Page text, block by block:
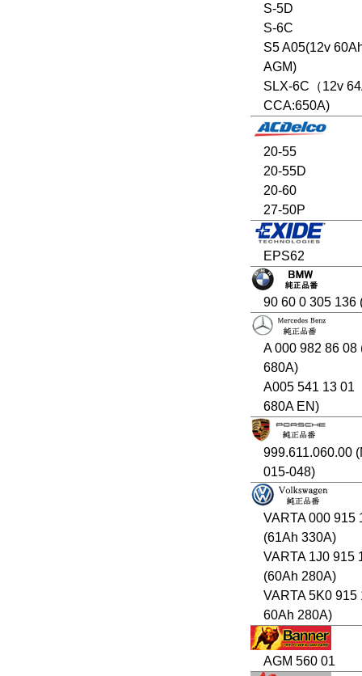
S-5D
S-6C
S5 A05(12v
AGM)
SLX-6C（12v
CCA:650A)
20-55
20-55D
20-60
27-50P
EPS62
90 60 0 305 136
A 000 982 86 08
680A)
A005 541 13 01
680A EN)
999.611.060.00
015-048)
VARTA 000 915
(61Ah 330A)
VARTA 1J0 915
(60Ah 280A)
VARTA 5K0 915
60Ah 280A)
AGM 560 01